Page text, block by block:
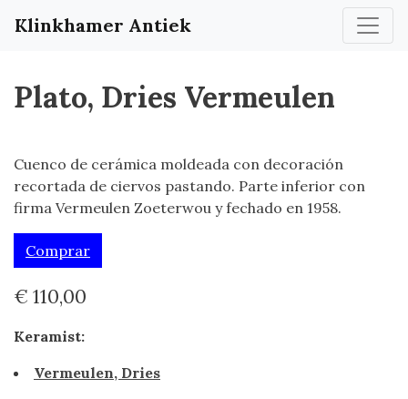
Klinkhamer Antiek
Plato, Dries Vermeulen
Cuenco de cerámica moldeada con decoración
recortada de ciervos pastando. Parte inferior con
firma Vermeulen Zoeterwou y fechado en 1958.
Comprar
€ 110,00
Keramist:
Vermeulen, Dries